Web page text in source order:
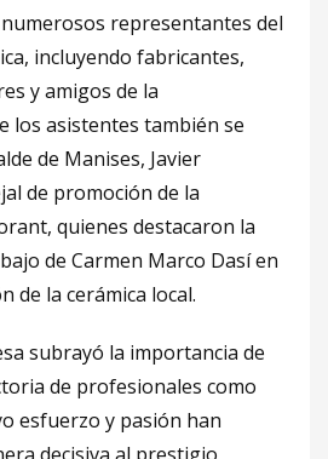
representantes del
incluyendo fabricantes,
y amigos de la
los asistentes también se
de Manises, Javier
de promoción de la
quienes destacaron la
de Carmen Marco Dasí en
de la cerámica local.
subrayó la importancia de
de profesionales como
esfuerzo y pasión han